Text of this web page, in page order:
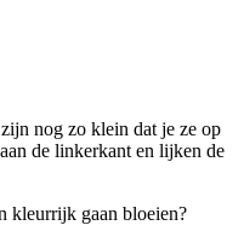
nog zo klein dat je ze op
de linkerkant en lijken de
kleurrijk gaan bloeien?